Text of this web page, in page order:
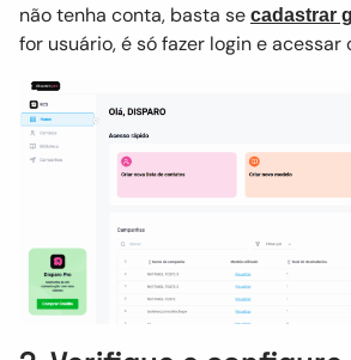
não tenha conta, basta se cadastrar
for usuário, é só fazer login e acessar